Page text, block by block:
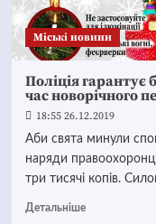
Mіські новини
Поліція гарантує
час новорічного
18:55 26.12.2019
Аби свята минули
наряди
три тисячі копів.
Детальніше